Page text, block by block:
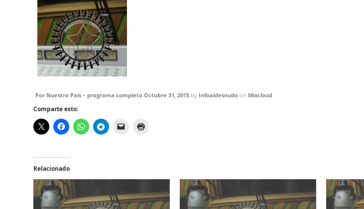
Por Nuestro Pais – programa completo Octubre 31, 2015 by Infoaldesnudo on Mixcloud
Comparte esto:
Relacionado